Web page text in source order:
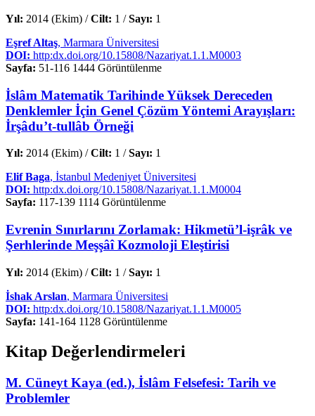
Yıl: 2014 (Ekim) /Cilt: 1 /Sayı: 1
Eşref Altaş, Marmara Üniversitesi
DOI: http:dx.doi.org/10.15808/Nazariyat.1.1.M0003
Sayfa: 51-116 1444 Görüntülenme
İslâm Matematik Tarihinde Yüksek Dereceden
Denklemler İçin Genel Çözüm Yöntemi Arayışları:
İrşâdu’t-tullâb Örneği
Yıl: 2014 (Ekim) /Cilt: 1 /Sayı: 1
Elif Baga, İstanbul Medeniyet Üniversitesi
DOI: http:dx.doi.org/10.15808/Nazariyat.1.1.M0004
Sayfa: 117-139 1114 Görüntülenme
Evrenin Sınırlarını Zorlamak: Hikmetü’l-işrâk ve
Şerhlerinde Meşşâî Kozmoloji Eleştirisi
Yıl: 2014 (Ekim) /Cilt: 1 /Sayı: 1
İshak Arslan, Marmara Üniversitesi
DOI: http:dx.doi.org/10.15808/Nazariyat.1.1.M0005
Sayfa: 141-164 1128 Görüntülenme
Kitap Değerlendirmeleri
M. Cüneyt Kaya (ed.), İslâm Felsefesi: Tarih ve
Problemler